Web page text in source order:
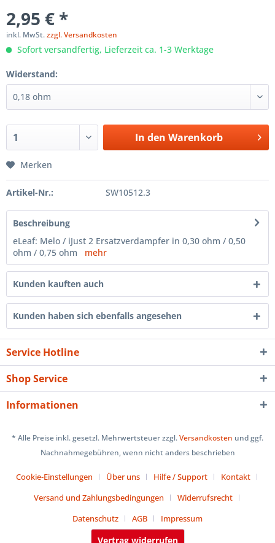
2,95 € *
inkl. MwSt.zzgl. Versandkosten
Sofort versandfertig, Lieferzeit ca. 1-3 Werktage
Widerstand:
In den Warenkorb
Merken
Artikel-Nr.: SW10512.3
Beschreibung
eLeaf: Melo / iJust 2 Ersatzverdampfer in 0,30 ohm / 0,50
ohm / 0,75 ohm mehr
Kunden kauften auch
Kunden haben sich ebenfalls angesehen
Service Hotline
Shop Service
Informationen
* Alle Preise inkl. gesetzl. Mehrwertsteuer zzgl.Versandkosten und ggf.
Nachnahmegebühren, wenn nicht anders beschrieben
Cookie-Einstellungen Über uns Hilfe / Support
Kontakt
Versand und Zahlungsbedingungen
Widerrufsrecht
Datenschutz
AGB Impressum
Vertrag widerrufen